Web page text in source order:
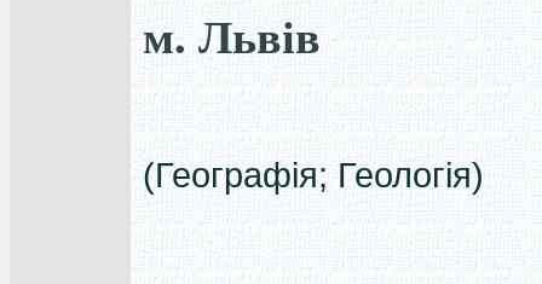
м. Львів
(Географія; Геологія)